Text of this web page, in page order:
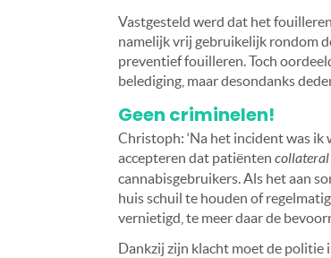
Vastgesteld werd dat het
namelijk vrij gebruikelijk rondom
preventief fouilleren. Toch
belediging, maar desondanks
Geen criminelen!
Christoph: ‘Na het incident was ik
accepteren dat patiënten collateral
cannabisgebruikers. Als het aan
huis schuil te houden of
vernietigd, te meer daar de
Dankzij zijn klacht moet de politie